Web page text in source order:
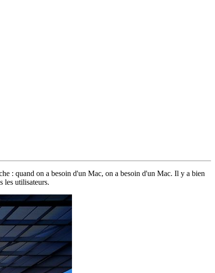
: quand on a besoin d'un Mac, on a besoin d'un Mac. Il y a bien
les utilisateurs.